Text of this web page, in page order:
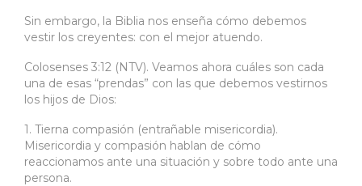
Sin embargo, la Biblia nos enseña cómo debemos
vestir los creyentes: con el mejor atuendo.
Colosenses 3:12 (NTV). Veamos ahora cuáles son cada
una de esas “prendas” con las que debemos vestirnos
los hijos de Dios:
1. Tierna compasión (entrañable misericordia).
Misericordia y compasión hablan de cómo
reaccionamos ante una situación y sobre todo ante una
persona.